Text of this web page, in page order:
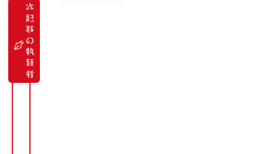
本
記
事
の
執
筆
者